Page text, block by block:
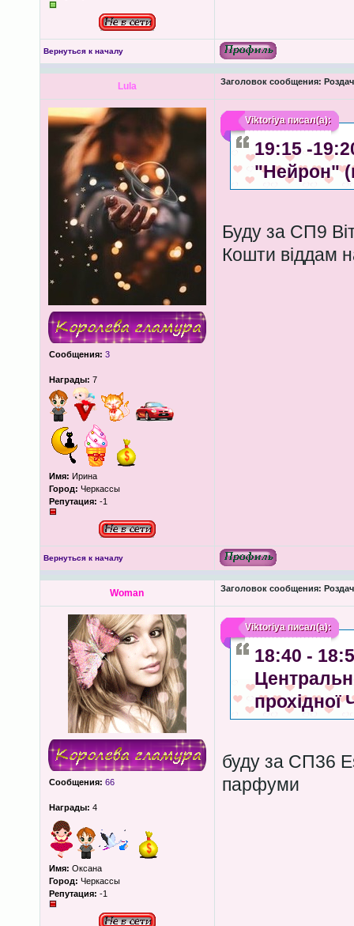
Вернуться к началу
Lula Заголовок сообщения:
Сообщения: 3
Награды: 7
Имя: Ирина
Город: Черкассы
Репутация: -1
Viktoriyaписал(а):
19:15 -
"Нейрон"
Буду за СП9
Кошти віддам
Вернуться к началу
Woman Заголовок сообщения:
Сообщения: 66
Награды: 4
Имя: Оксана
Город: Черкассы
Репутация: -1
Viktoriyaписал(а):
18:40 -
прохідної
буду за СП36
парфуми